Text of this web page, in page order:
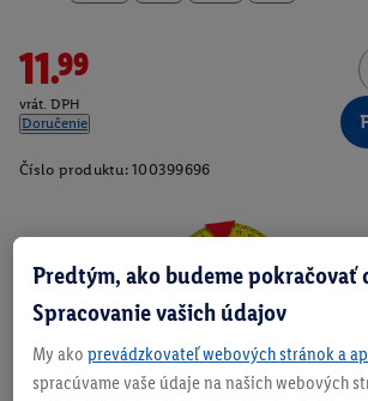
11.99
vrát. DPH
Doručenie
Číslo produktu: 100399696
Zistite svoju veľkosť
Predtým, ako budeme pokračovať
Spracovanie vašich údajov
My ako prevádzkovateľ webových stránok a
spracúvame vaše údaje na našich webových